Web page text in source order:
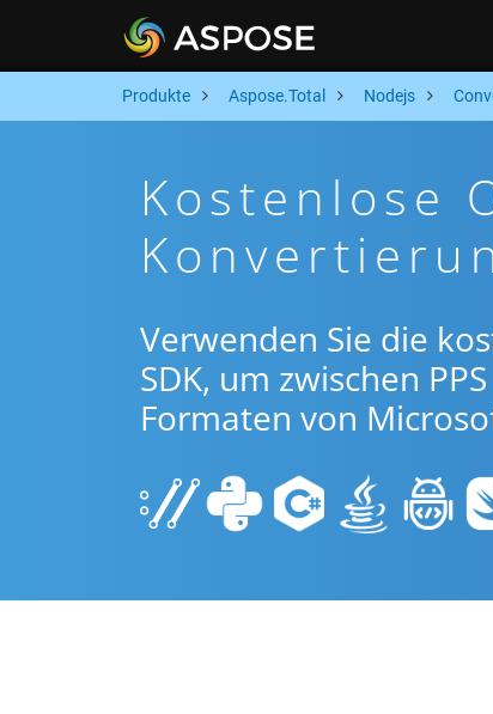
Produkte Aspose.Total Nodejs
Kostenlose
Verwenden Sie die
SDK, um zwischen
Formaten von